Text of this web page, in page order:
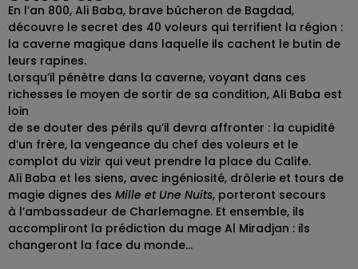
En l’an 800, Ali Baba, brave bûcheron de Bagdad,
découvre le secret des 40 voleurs qui terrifient la région :
la caverne magique dans laquelle ils cachent le butin de
leurs rapines.
Lorsqu’il pénètre dans la caverne, voyant dans ces
richesses le moyen de sortir de sa condition, Ali Baba est
loin
de se douter des périls qu’il devra affronter : la cupidité
d’un frère, la vengeance du chef des voleurs et le
complot du vizir qui veut prendre la place du Calife.
Ali Baba et les siens, avec ingéniosité, drôlerie et tours de
magie dignes des Mille et Une Nuits, porteront secours
à l’ambassadeur de Charlemagne. Et ensemble, ils
accompliront la prédiction du mage Al Miradjan : ils
changeront la face du monde…